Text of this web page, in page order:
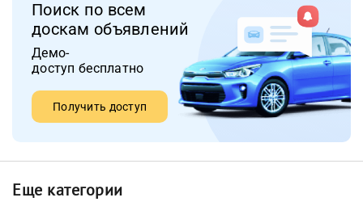
Поиск по всем
доскам объявлений
Демо-
доступ бесплатно
Получить доступ
Еще категории